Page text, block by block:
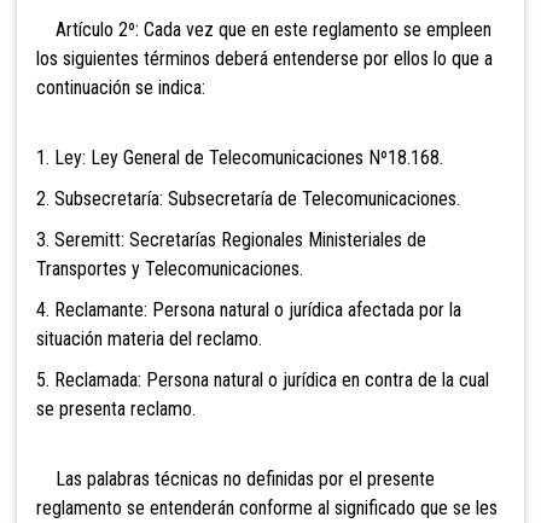
Artículo 2º: Cada vez que en este reglamento se empleen
los siguientes términos deberá entenderse por ellos lo que a
continuación se indica:
1. Ley: Ley General de Telecomunicaciones Nº18.168.
2. Subsecretaría: Subsecretaría de Telecomunicaciones.
3. Seremitt: Secretarías Regionales Ministeriales de
Transportes y Telecomunicaciones.
4. Reclamante: Persona natural o jurídica afectada por la
situación materia del reclamo.
5. Reclamada: Persona natural o jurídica en contra de la cual
se presenta reclamo.
Las palabras técnicas no definidas por el presente
reglamento se entenderán conforme al significado que se les